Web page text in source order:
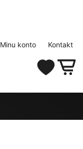
Minu konto Kontakt